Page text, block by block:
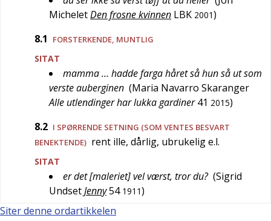
MicheletDen frosne kvinnen LBK 2001)
8.1
FORSTERKENDE, MUNTLIG
SITAT
mamma … hadde farga håret så hun så ut som
verste auberginen (Maria Navarro Skaranger
Alle utlendinger har lukka gardiner 41 2015)
8.2 I SPØRRENDE SETNING (SOM VENTES BESVART
BENEKTENDE) rent ille, dårlig, ubrukelig e.l.
SITAT
er det [maleriet] vel værst, tror du? (Sigrid
UndsetJenny54 1911)
Siter denne ordartikkelen